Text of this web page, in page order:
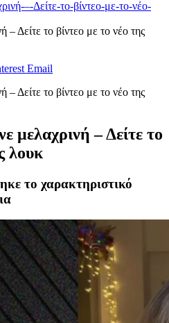
Δείτε το βίντεο με το νέο της
Email
Δείτε το βίντεο με το νέο της
μελαχρινή – Δείτε το
λουκ
το χαρακτηριστικό